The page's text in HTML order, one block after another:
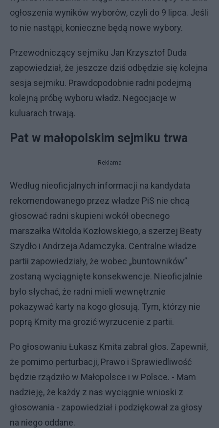
ogłoszenia wyników wyborów, czyli do 9 lipca. Jeśli
to nie nastąpi, konieczne będą nowe wybory.
Przewodniczący sejmiku Jan Krzysztof Duda
zapowiedział, że jeszcze dziś odbędzie się kolejna
sesja sejmiku. Prawdopodobnie radni podejmą
kolejną próbę wyboru władz. Negocjacje w
kuluarach trwają.
Pat w małopolskim sejmiku trwa
Reklama
Według nieoficjalnych informacji na kandydata
rekomendowanego przez władze PiS nie chcą
głosować radni skupieni wokół obecnego
marszałka Witolda Kozłowskiego, a szerzej Beaty
Szydło i Andrzeja Adamczyka. Centralne władze
partii zapowiedziały, że wobec „buntowników”
zostaną wyciągnięte konsekwencje. Nieoficjalnie
było słychać, że radni mieli wewnętrznie
pokazywać karty na kogo głosują. Tym, którzy nie
poprą Kmity ma grozić wyrzucenie z partii.
Po głosowaniu Łukasz Kmita zabrał głos. Zapewnił,
że pomimo perturbacji, Prawo i Sprawiedliwość
będzie rządziło w Małopolsce i w Polsce. - Mam
nadzieję, że każdy z nas wyciągnie wnioski z
głosowania - zapowiedział i podziękował za głosy
na niego oddane.